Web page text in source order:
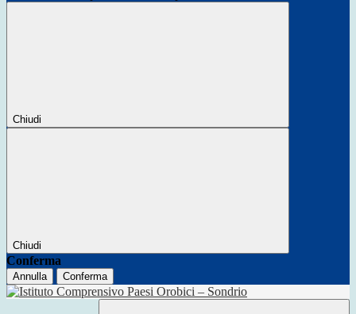
Chiudi
Chiudi
Conferma
Annulla Conferma